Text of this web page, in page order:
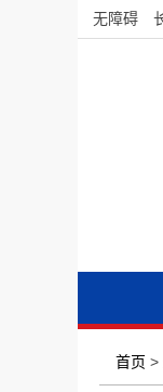
无障碍
首页 >